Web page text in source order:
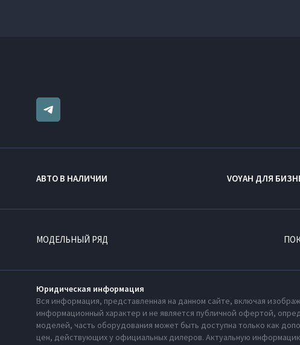
АВТО В НАЛИЧИИ VOYAH ДЛЯ
МОДЕЛЬНЫЙ РЯД
Юридическая информация
Вся информация, представленная на данном сайте, включая
информационный характер и не является публичной офертой,
моделей, часть оборудования может быть доступна только как
цен, действующих у официальных дилеров. Актуальную